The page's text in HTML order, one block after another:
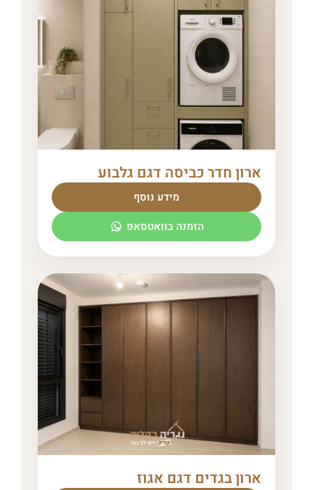
ארון חדר כביסה דגם גלבוע
מידע נוסף
הזמנה בוואטסאפ
ארון בגדים דגם אגוז